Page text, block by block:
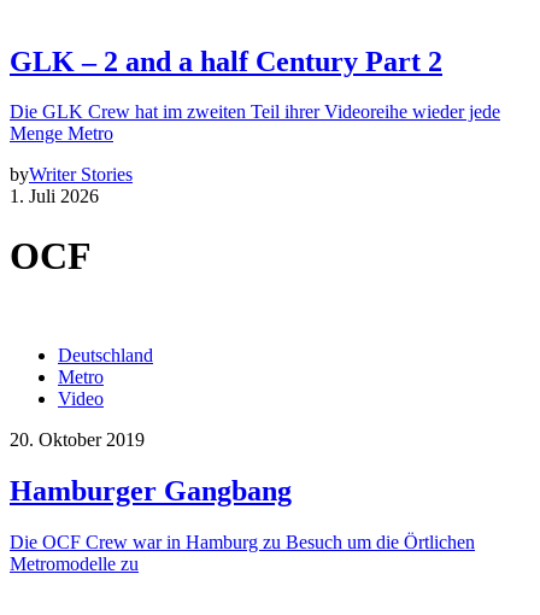
GLK – 2 and a half Century Part 2
Die GLK Crew hat im zweiten Teil ihrer Videoreihe wieder jede
Menge Metro
byWriter Stories
1. Juli 2026
OCF
Deutschland
Metro
Video
20. Oktober 2019
Hamburger Gangbang
Die OCF Crew war in Hamburg zu Besuch um die Örtlichen
Metromodelle zu